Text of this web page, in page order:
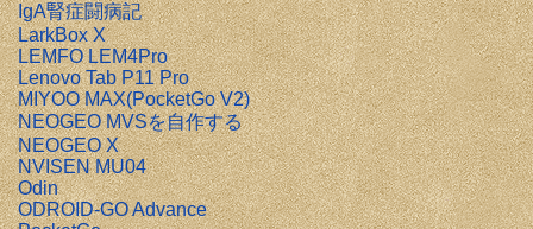
IgA腎症闘病記
LarkBox X
LEMFO LEM4Pro
Lenovo Tab P11 Pro
MIYOO MAX(PocketGo V2)
NEOGEO MVSを自作する
NEOGEO X
NVISEN MU04
Odin
ODROID-GO Advance